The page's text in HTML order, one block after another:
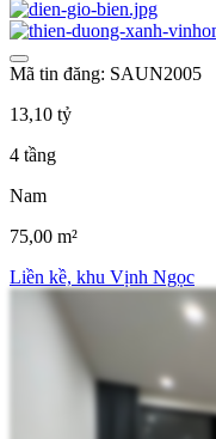
Mã tin đăng: SAUN2005
13,10 tỷ
4 tầng
Nam
75,00 m²
Liền kề, khu Vịnh Ngọc